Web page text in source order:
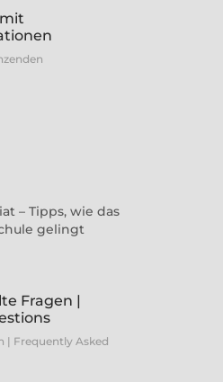
– Tipps, wie das
gelingt
| Frequently Asked